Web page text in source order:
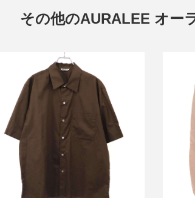
その他のAURALEE オー
オーラリー 25SS WASHED FINX
TYPEWR SHIRT ウォッシュドフィン
クスタイプライターシャツ A25SS03TL
買取金額10,800円